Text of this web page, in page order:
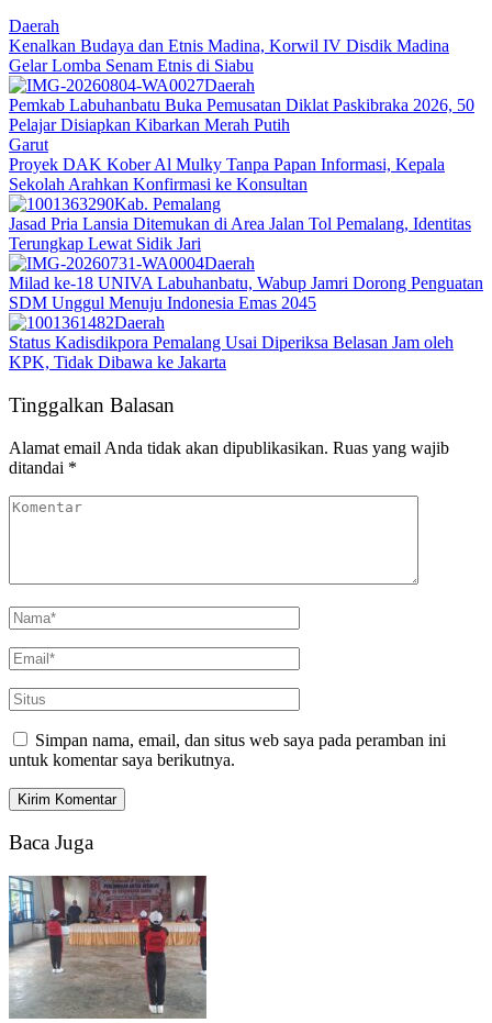
Daerah
Kenalkan Budaya dan Etnis Madina, Korwil IV Disdik Madina
Gelar Lomba Senam Etnis di Siabu
Daerah
Pemkab Labuhanbatu Buka Pemusatan Diklat Paskibraka 2026, 50
Pelajar Disiapkan Kibarkan Merah Putih
Garut
Proyek DAK Kober Al Mulky Tanpa Papan Informasi, Kepala
Sekolah Arahkan Konfirmasi ke Konsultan
Kab. Pemalang
Jasad Pria Lansia Ditemukan di Area Jalan Tol Pemalang, Identitas
Terungkap Lewat Sidik Jari
Daerah
Milad ke-18 UNIVA Labuhanbatu, Wabup Jamri Dorong Penguatan
SDM Unggul Menuju Indonesia Emas 2045
Daerah
Status Kadisdikpora Pemalang Usai Diperiksa Belasan Jam oleh
KPK, Tidak Dibawa ke Jakarta
Tinggalkan Balasan
Alamat email Anda tidak akan dipublikasikan. Ruas yang wajib
ditandai *
Simpan nama, email, dan situs web saya pada peramban ini
untuk komentar saya berikutnya.
Baca Juga